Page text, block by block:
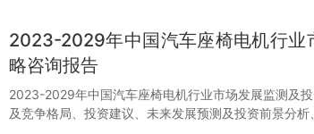
2023-2029年中国汽车座椅电机行业
略咨询报告
2023-2029年中国汽车座椅电机行业市场发展监测及
及竞争格局、投资建议、未来发展预测及投资前景分析